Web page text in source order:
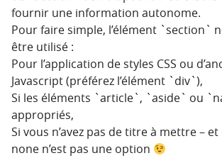
fournir une information autonome.
Pour faire simple, l’élément `section`
être utilisé :
Pour l’application de styles CSS ou
Javascript (préférez l’élément `div`),
Si les éléments `article`, `aside` ou
appropriés,
Si vous n’avez pas de titre à mettre –
none n’est pas une option